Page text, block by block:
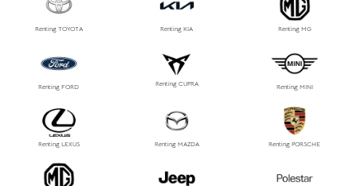
Renting TOYOTA Renting KIA Renting MG
Renting FORD Renting CUPRA Renting MINI
Renting LEXUS Renting MAZDA Renting PORSCHE